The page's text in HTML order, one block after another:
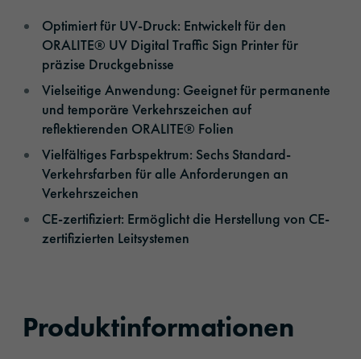
Optimiert für UV-Druck: Entwickelt für den
ORALITE® UV Digital Traffic Sign Printer für
präzise Druckgebnisse
Vielseitige Anwendung: Geeignet für permanente
und temporäre Verkehrszeichen auf
reflektierenden ORALITE® Folien
Vielfältiges Farbspektrum: Sechs Standard-
Verkehrsfarben für alle Anforderungen an
Verkehrszeichen
CE-zertifiziert: Ermöglicht die Herstellung von CE-
zertifizierten Leitsystemen
Produktinformationen